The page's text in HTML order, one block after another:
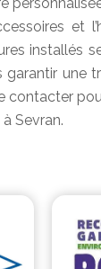
et
installés
une
contacter
Sevran.